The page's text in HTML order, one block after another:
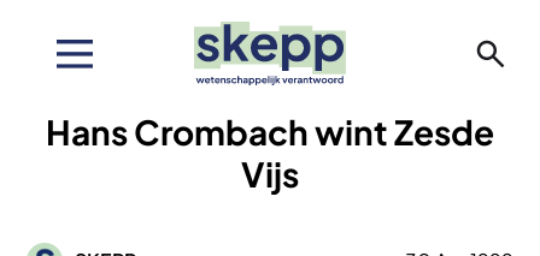
inhoudHans Crombach wint Zesde
Vijs